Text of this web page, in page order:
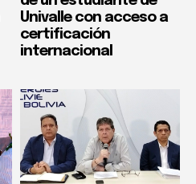
Univalle con acceso a
certificación
internacional